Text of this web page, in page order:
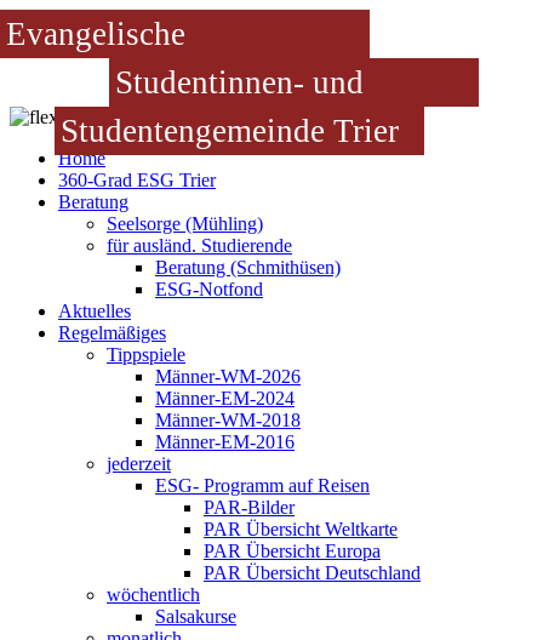
Evangelische
Studentinnen- und
Studentengemeinde Trier
Home
360-Grad ESG Trier
Beratung
Seelsorge (Mühling)
für ausländ. Studierende
Beratung (Schmithüsen)
ESG-Notfond
Aktuelles
Regelmäßiges
Tippspiele
Männer-WM-2026
Männer-EM-2024
Männer-WM-2018
Männer-EM-2016
jederzeit
ESG- Programm auf Reisen
PAR-Bilder
PAR Übersicht Weltkarte
PAR Übersicht Europa
PAR Übersicht Deutschland
wöchentlich
Salsakurse